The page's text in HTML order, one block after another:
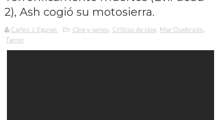
2), Ash cogió su motosierra.
Carlos J. Eguren Cine y series, Críticas de cine, Mar Quebrado,
Terror